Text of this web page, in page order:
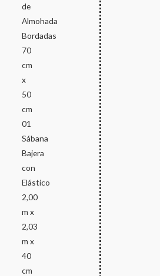
de
Almohada
Bordadas
70
cm
x
50
cm
01
Sábana
Bajera
con
Elástico
2,00
m x
2,03
m x
40
cm